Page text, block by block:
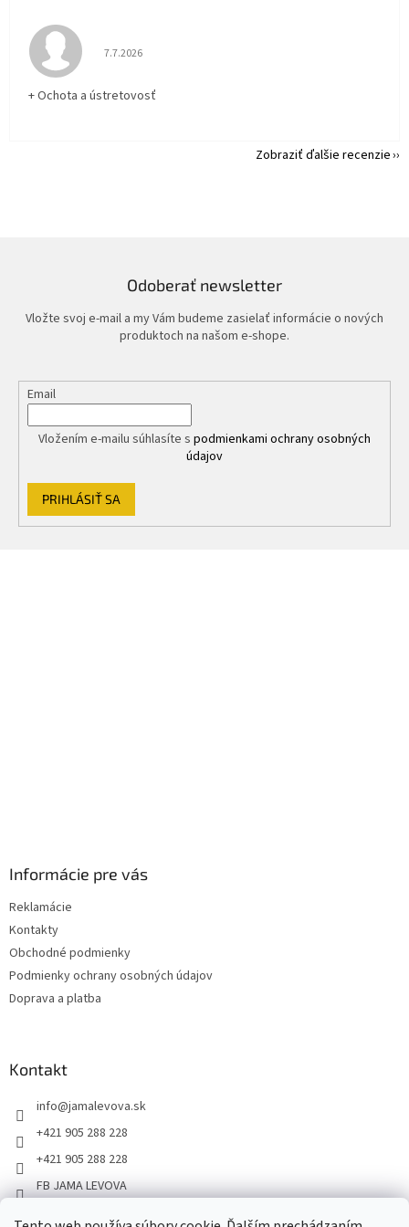
Hodnotenie obchodu je 5 z 5 hviezdičiek.
7.7.2026
+ Ochota a ústretovosť
Zobraziť ďalšie recenzie
Odoberať newsletter
Vložte svoj e-mail a my Vám budeme zasielať informácie o nových
produktoch na našom e-shope.
Email
Vložením e-mailu súhlasíte s podmienkami ochrany osobných
údajov
PRIHLÁSIŤ SA
Informácie pre vás
Reklamácie
Kontakty
Obchodné podmienky
Podmienky ochrany osobných údajov
Doprava a platba
Kontakt
info@jamalevova.sk
+421 905 288 228
+421 905 288 228
FB JAMA LEVOVA